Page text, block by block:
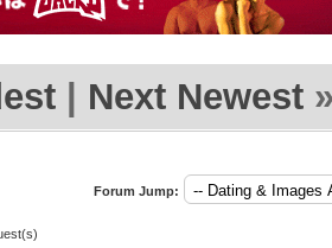
| Next Newest
Forum Jump: